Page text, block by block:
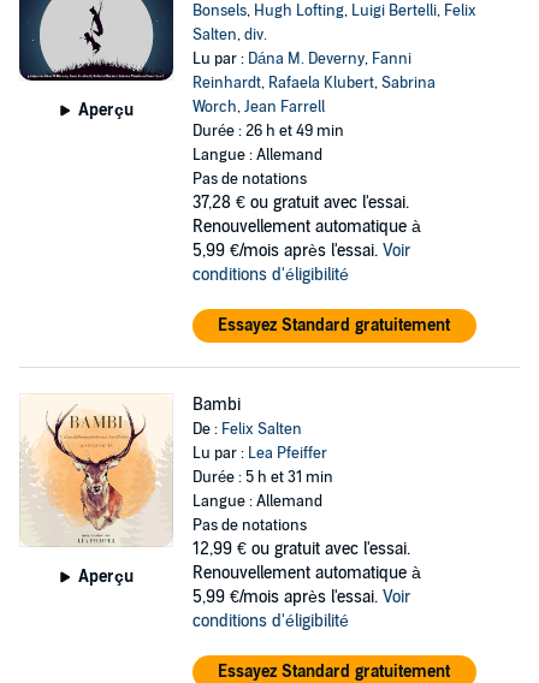
Aperçu
Bonsels, Hugh Lofting, Luigi Bertelli, Felix
Salten,div.
Lu par : Dána M. Deverny, Fanni
Reinhardt, Rafaela Klubert,Sabrina
Worch,Jean Farrell
Durée : 26 h et 49 min
Langue : Allemand
Pas de notations
37,28 € ou gratuit avec l'essai.
Renouvellement automatique à
5,99 €/mois après l'essai. Voir
conditions d'éligibilité
Essayez Standard gratuitement
Aperçu
Bambi
De : Felix Salten
Lu par : Lea Pfeiffer
Durée : 5 h et 31 min
Langue : Allemand
Pas de notations
12,99 € ou gratuit avec l'essai.
Renouvellement automatique à
5,99 €/mois après l'essai. Voir
conditions d'éligibilité
Essayez Standard gratuitement